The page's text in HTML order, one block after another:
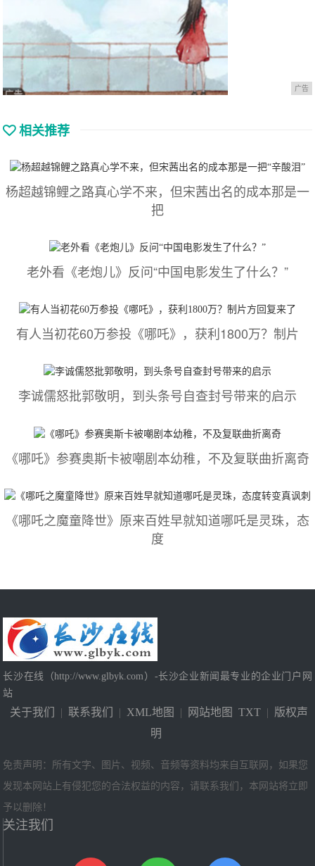
广告
相关推荐
杨超越锦鲤之路真心学不来，但宋茜出名的成本那是一
把
老外看《老炮儿》反问“中国电影发生了什么？”
有人当初花60万参投《哪吒》，获利1800万？制片
李诚儒怒批郭敬明，到头条号自查封号带来的启示
《哪吒》参赛奥斯卡被嘲剧本幼稚，不及复联曲折离奇
《哪吒之魔童降世》原来百姓早就知道哪吒是灵珠，态
度
长沙在线（http://www.glbyk.com）-长沙企业新闻最专业的企业门户网
站
关于我们 | 联系我们 | XML地图 | 网站地图 TXT | 版权声
明
免责声明：所有文字、图片、视频、音频等资料均来自互联网，如果您
发现本网站上有侵犯您的合法权益的内容，请联系我们，本网站将立即
予以删除！
关注我们